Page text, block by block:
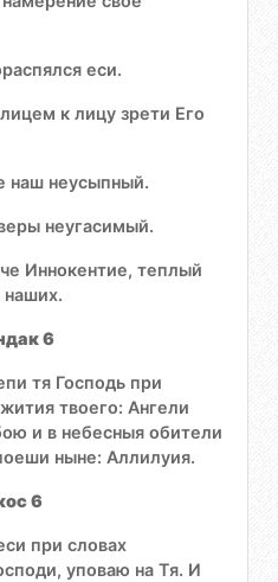
еси.
к лицу зрети Его
наш неусыпный.
неугасимый.
Иннокентие, теплый
наших.
6
тя Господь при
твоего: Ангели
и в небесныя обители
ныне: Аллилуия.
6
при словах
уповаю на Тя. И